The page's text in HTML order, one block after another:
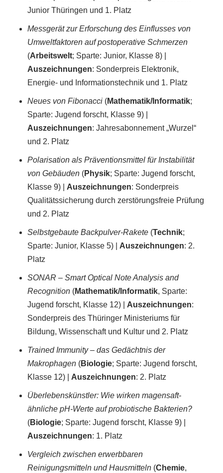
Junior Thüringen und 1. Platz
Messgerät zur Erforschung des Einflusses von
Umweltfaktoren auf postoperative Schmerzen
(Arbeitswelt; Sparte: Junior, Klasse 8) |
Auszeichnungen: Sonderpreis Elektronik,
Energie- und Informationstechnik und 1. Platz
Neues von Fibonacci(Mathematik/Informatik;
Sparte: Jugend forscht, Klasse 9) |
Auszeichnungen: Jahresabonnement „Wurzel“
und 2. Platz
Polarisation als Präventionsmittel für Instabilität
von Gebäuden(Physik; Sparte: Jugend forscht,
Klasse 9) | Auszeichnungen: Sonderpreis
Qualitätssicherung durch zerstörungsfreie Prüfung
und 2. Platz
Selbstgebaute Backpulver-Rakete(Technik;
Sparte: Junior, Klasse 5) | Auszeichnungen: 2.
Platz
SONAR – Smart Optical Note Analysis and
Recognition (Mathematik/Informatik, Sparte:
Jugend forscht, Klasse 12) | Auszeichnungen:
Sonderpreis des Thüringer Ministeriums für
Bildung, Wissenschaft und Kultur und 2. Platz
Trained Immunity – das Gedächtnis der
Makrophagen(Biologie; Sparte: Jugend forscht,
Klasse 12) | Auszeichnungen: 2. Platz
Überlebenskünstler: Wie wirken magensaft-
ähnliche pH-Werte auf probiotische Bakterien?
(Biologie; Sparte: Jugend forscht, Klasse 9) |
Auszeichnungen: 1. Platz
Vergleich zwischen erwerbbaren
Reinigungsmitteln und Hausmitteln(Chemie,